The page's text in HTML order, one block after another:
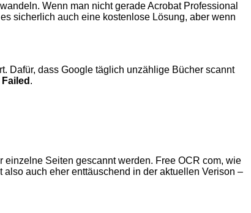
Wenn man nicht gerade Acrobat Professional
sicherlich auch eine kostenlose Lösung, aber wenn
Dafür, dass Google täglich unzählige Bücher scannt
Failed .
Seiten gescannt werden. Free OCR com, wie
auch eher enttäuschend in der aktuellen Verison –